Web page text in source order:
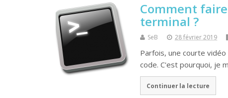
Comment
terminal ?
SeB 28 février 2019
Parfois, une courte
code. C'est pourquoi, je
Continuer la lecture